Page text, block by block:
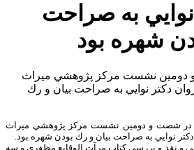
نوايي به صراحت
شهره بود
دومين نشست مركز پژوهشي ميراث
دكتر نوايي به صراحت بيان و رك
در شصت و دومين نشست مركز پژوهشي ميراث
نوايي به صراحت بيان و رك بودن شهره بود.
و نقد و بررسي كتاب مرآت الوقايع مظفري و سه